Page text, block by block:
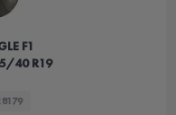
F1
40 R19